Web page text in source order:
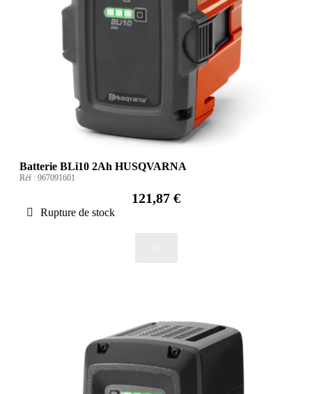
Batterie BLi10 2Ah HUSQVARNA
Réf : 967091601
121,87 €
Rupture de stock